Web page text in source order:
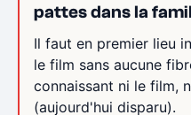
pattes dans la
Il faut en premier lieu
le film sans aucune
connaissant ni le film,
(aujourd'hui disparu).